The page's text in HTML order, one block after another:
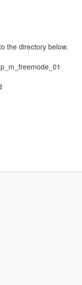
the directory below.